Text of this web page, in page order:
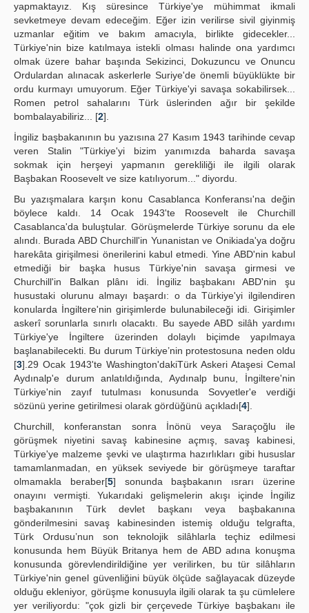
yapmaktayız. Kış süresince Türkiye'ye mühimmat ikmali
sevketmeye devam edeceğim. Eğer izin verilirse sivil giyinmiş
uzmanlar eğitim ve bakım amacıyla, birlikte gidecekler...
Türkiye'nin bize katılmaya istekli olması halinde ona yardımcı
olmak üzere bahar başında Sekizinci, Dokuzuncu ve Onuncu
Ordulardan alınacak askerlerle Suriye'de önemli büyüklükte bir
ordu kurmayı umuyorum. Eğer Türkiye'yi savaşa sokabilirsek...
Romen petrol sahalarını Türk üslerinden ağır bir şekilde
bombalayabiliriz... [2].
İngiliz başbakanının bu yazısına 27 Kasım 1943 tarihinde cevap
veren Stalin "Türkiye'yi bizim yanımızda baharda savaşa
sokmak için herşeyi yapmanın gerekliliği ile ilgili olarak
Başbakan Roosevelt ve size katılıyorum..." diyordu.
Bu yazışmalara karşın konu Casablanca Konferansı'na değin
böylece kaldı. 14 Ocak 1943'te Roosevelt ile Churchill
Casablanca'da buluştular. Görüşmelerde Türkiye sorunu da ele
alındı. Burada ABD Churchill'in Yunanistan ve Onikiada'ya doğru
harekâta girişilmesi önerilerini kabul etmedi. Yine ABD'nin kabul
etmediği bir başka husus Türkiye'nin savaşa girmesi ve
Churchill'in Balkan plânı idi. İngiliz başbakanı ABD'nin şu
husustaki olurunu almayı başardı: o da Türkiye'yi ilgilendiren
konularda İngiltere'nin girişimlerde bulunabileceği idi. Girişimler
askerî sorunlarla sınırlı olacaktı. Bu sayede ABD silâh yardımı
Türkiye'ye İngiltere üzerinden dolaylı biçimde yapılmaya
başlanabilecekti. Bu durum Türkiye’nin protestosuna neden oldu
[3].29 Ocak 1943'te Washington'dakiTürk Askeri Ataşesi Cemal
Aydınalp'e durum anlatıldığında, Aydınalp bunu, İngiltere'nin
Türkiye'nin zayıf tutulması konusunda Sovyetler'e verdiği
sözünü yerine getirilmesi olarak gördüğünü açıkladı[4].
Churchill, konferanstan sonra İnönü veya Saraçoğlu ile
görüşmek niyetini savaş kabinesine açmış, savaş kabinesi,
Türkiye'ye malzeme şevki ve ulaştırma hazırlıkları gibi hususlar
tamamlanmadan, en yüksek seviyede bir görüşmeye taraftar
olmamakla beraber[5] sonunda başbakanın ısrarı üzerine
onayını vermişti. Yukarıdaki gelişmelerin akışı içinde İngiliz
başbakanının Türk devlet başkanı veya başbakanına
gönderilmesini savaş kabinesinden istemiş olduğu telgrafta,
Türk Ordusu’nun son teknolojik silâhlarla teçhiz edilmesi
konusunda hem Büyük Britanya hem de ABD adına konuşma
konusunda görevlendirildiğine yer verilirken, bu tür silâhların
Türkiye'nin genel güvenliğini büyük ölçüde sağlayacak düzeyde
olduğu ekleniyor, görüşme konusuyla ilgili olarak ta şu cümlelere
yer veriliyordu: "çok gizli bir çerçevede Türkiye başbakanı ile